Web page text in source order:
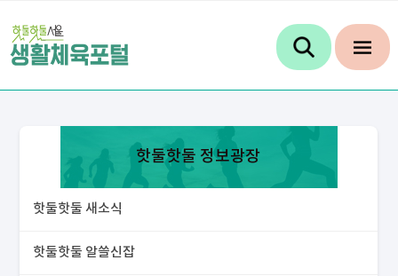
핫둘핫둘 정보광장
핫둘핫둘 새소식
핫둘핫둘 알쓸신잡